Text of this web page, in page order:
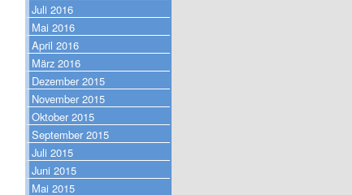
Juli 2016
Mai 2016
April 2016
März 2016
Dezember 2015
November 2015
Oktober 2015
September 2015
Juli 2015
Juni 2015
Mai 2015